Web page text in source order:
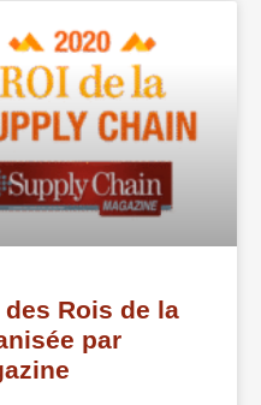
Rois de la
par